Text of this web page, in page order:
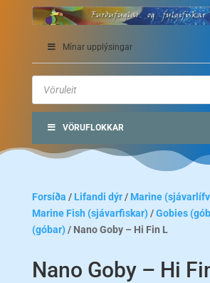
Mínar upplýsingar
Products
search
VÖRUFLOKKAR
Forsíða / Lifandi dýr/ Marine
Marine Fish (sjávarfiskar) /Gobies
(góbar) / Nano Goby – Hi Fin L
Nano Goby – Hi